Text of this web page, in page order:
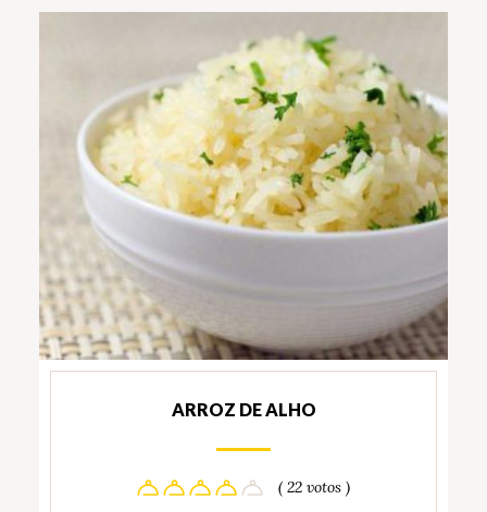
ARROZ DE ALHO
( 22 votos )